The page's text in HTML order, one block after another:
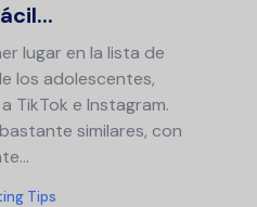
lugar en la lista de
los adolescentes,
TikTok e Instagram.
similares, con
Tips